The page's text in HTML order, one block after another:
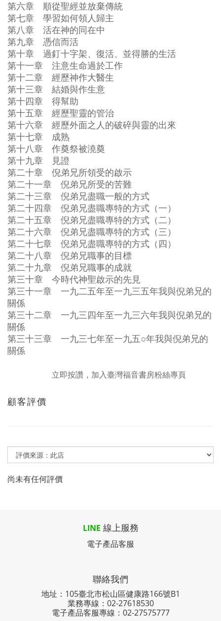
第六章 順從聖經並放棄傳統
第七章 學習如何領人歸主
第八章 活在神的同在中
第九章 憑信而活
第十章 過釘十字架、復活、並得勝的生活
第十一章 注意生命過於工作
第十二章 經歷神作大醫生
第十三章 結婚與作生意
第十四章 得幫助
第十五章 經歷聖靈的管治
第十六章 經歷外面之人的破碎與靈的出來
第十七章 成熟
第十八章 作奠祭被澆奠
第十九章 見證
第二十章 倪弟兄所領受的啟示
第二十一章 倪弟兄所受的苦難
第二十三章 倪弟兄盡職一般的方式
第二十四章 倪弟兄盡職專特的方式（一）
第二十五章 倪弟兄盡職專特的方式（二）
第二十六章 倪弟兄盡職專特的方式（三）
第二十七章 倪弟兄盡職專特的方式（四）
第二十八章 倪弟兄職事的目標
第二十九章 倪弟兄職事的成就
第三十章 今時代神聖啟示的先見
第三十一章 一九二五年至一九三五年我與倪弟兄的
關係
第三十二章 一九三四年至一九三六年我與倪弟兄的
關係
第三十三章 一九三七年至一九五○年我與倪弟兄的
關係
立即按讚，加入臺灣福音書房粉絲專頁
顧客評價
尚未有任何評價
LINE 線上服務
電子產品客服
聯絡我們
地址：105臺北市松山區健康路166號B1
業務專線： 02-27618530
電子產品客服專線：02-27575777